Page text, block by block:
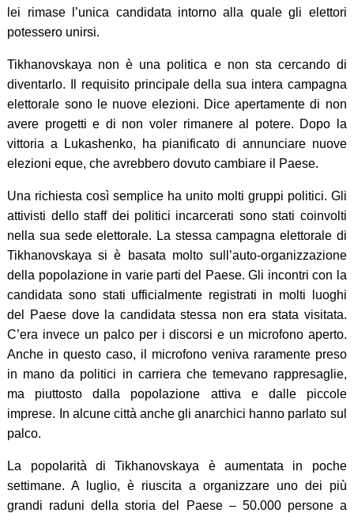
lei rimase l’unica candidata intorno alla quale gli elettori
potessero unirsi.
Tikhanovskaya non è una politica e non sta cercando di
diventarlo. Il requisito principale della sua intera campagna
elettorale sono le nuove elezioni. Dice apertamente di non
avere progetti e di non voler rimanere al potere. Dopo la
vittoria a Lukashenko, ha pianificato di annunciare nuove
elezioni eque, che avrebbero dovuto cambiare il Paese.
Una richiesta così semplice ha unito molti gruppi politici. Gli
attivisti dello staff dei politici incarcerati sono stati coinvolti
nella sua sede elettorale. La stessa campagna elettorale di
Tikhanovskaya si è basata molto sull’auto-organizzazione
della popolazione in varie parti del Paese. Gli incontri con la
candidata sono stati ufficialmente registrati in molti luoghi
del Paese dove la candidata stessa non era stata visitata.
C’era invece un palco per i discorsi e un microfono aperto.
Anche in questo caso, il microfono veniva raramente preso
in mano da politici in carriera che temevano rappresaglie,
ma piuttosto dalla popolazione attiva e dalle piccole
imprese. In alcune città anche gli anarchici hanno parlato sul
palco.
La popolarità di Tikhanovskaya è aumentata in poche
settimane. A luglio, è riuscita a organizzare uno dei più
grandi raduni della storia del Paese – 50.000 persone a